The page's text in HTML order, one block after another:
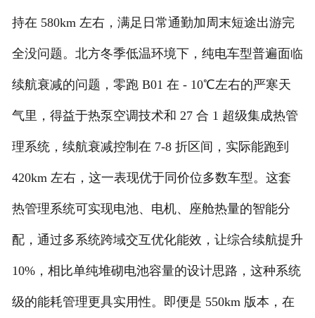
持在 580km 左右，满足日常通勤加周末短途出游完
全没问题。北方冬季低温环境下，纯电车型普遍面临
续航衰减的问题，零跑 B01 在 - 10℃左右的严寒天
气里，得益于热泵空调技术和 27 合 1 超级集成热管
理系统，续航衰减控制在 7-8 折区间，实际能跑到
420km 左右，这一表现优于同价位多数车型。这套
热管理系统可实现电池、电机、座舱热量的智能分
配，通过多系统跨域交互优化能效，让综合续航提升
10%，相比单纯堆砌电池容量的设计思路，这种系统
级的能耗管理更具实用性。即便是 550km 版本，在